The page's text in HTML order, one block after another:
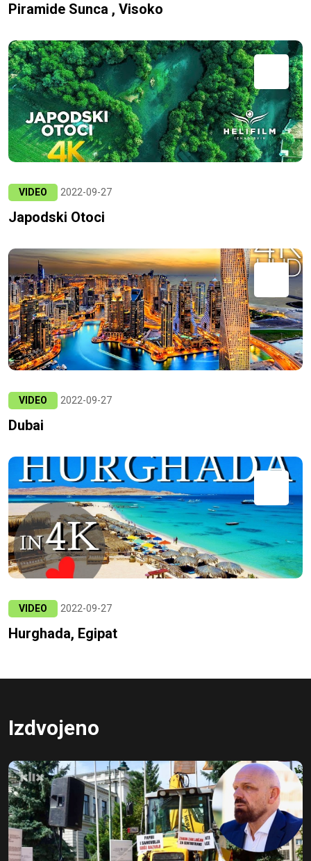
Piramide Sunca , Visoko
VIDEO 2022-09-27
Japodski Otoci
VIDEO 2022-09-27
Dubai
VIDEO 2022-09-27
Hurghada, Egipat
Izdvojeno